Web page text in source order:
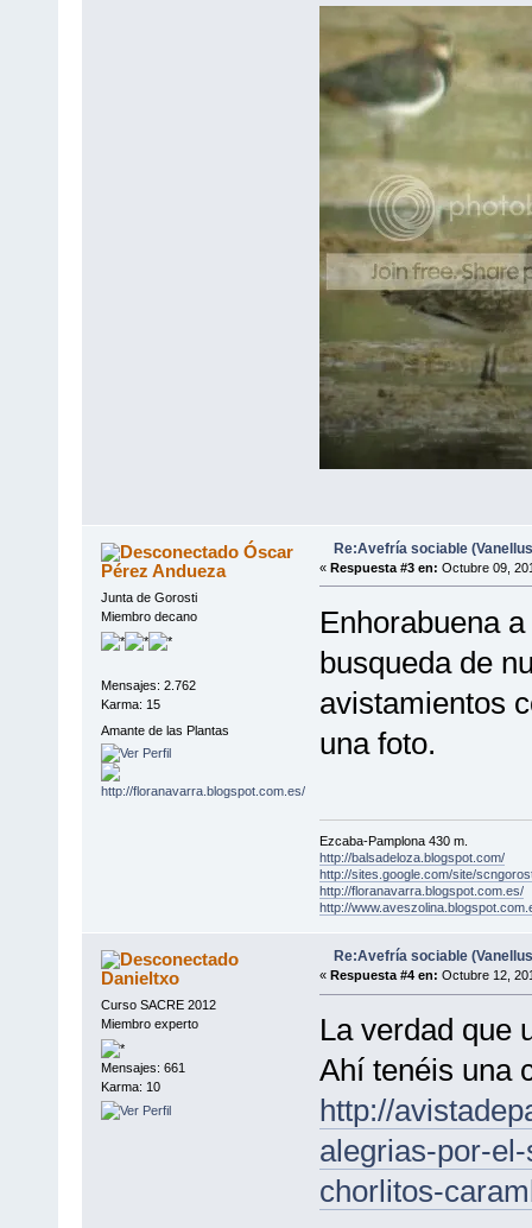
Óscar
Pérez Andueza
Junta de Gorosti
Miembro decano
Mensajes: 2.762
Karma: 15
Amante de las Plantas
Re:Avefría sociable
« Respuesta #3 en: Octubre 09,
Enhorabuena
busqueda de
avistamientos
una foto.
Ezcaba-Pamplona 430 m.
http://balsadeloza.blogspot.com/
http://sites.google.com/site/
http://floranavarra.blogspot.com.es/
http://
Danieltxo
Curso SACRE 2012
Miembro experto
Mensajes: 661
Karma: 10
Re:Avefría sociable
« Respuesta #4 en: Octubre 12,
La verdad que
Ahí tenéis una
http://
alegrias-por-
chorlitos-